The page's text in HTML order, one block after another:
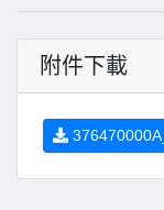
附件下載